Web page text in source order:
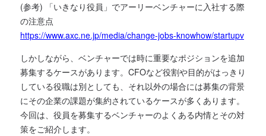
(参考) 「いきなり役員」でアーリーベンチャーに入社する際
の注意点
https://www.axc.ne.jp/media/change-jobs-knowhow/startupv
しかしながら、ベンチャーでは時に重要なポジションを追加
募集するケースがあります。 CFOなど役割や目的がはっきり
している役職は別としても、それ以外の場合には募集の背景
にその企業の課題が集約されているケースが多くあります。
今回は、役員を募集するベンチャーのよくある内情とその対
策をご紹介します。